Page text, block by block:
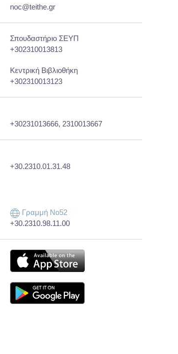
noc@teithe.gr
Σπουδαστήριο ΣΕΥΠ
+302310013813
Κεντρική Βιβλιοθήκη
+302310013123
+30231013666, 2310013667
+30.2310.01.31.48
Γραμμή Νο52
+30.2310.98.11.00